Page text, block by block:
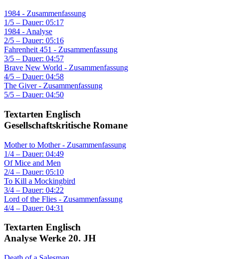
1984 - Zusammenfassung
1/5 – Dauer: 05:17
1984 - Analyse
2/5 – Dauer: 05:16
Fahrenheit 451 - Zusammenfassung
3/5 – Dauer: 04:57
Brave New World - Zusammenfassung
4/5 – Dauer: 04:58
The Giver - Zusammenfassung
5/5 – Dauer: 04:50
Textarten Englisch
Gesellschaftskritische Romane
Mother to Mother - Zusammenfassung
1/4 – Dauer: 04:49
Of Mice and Men
2/4 – Dauer: 05:10
To Kill a Mockingbird
3/4 – Dauer: 04:22
Lord of the Flies - Zusammenfassung
4/4 – Dauer: 04:31
Textarten Englisch
Analyse Werke 20. JH